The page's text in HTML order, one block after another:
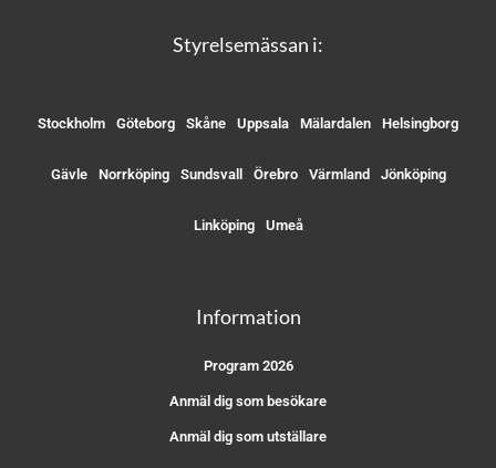
Styrelsemässan i:
Stockholm Göteborg Skåne Uppsala Mälardalen Helsingborg
Gävle Norrköping Sundsvall Örebro Värmland Jönköping
Linköping Umeå
Information
Program 2026
Anmäl dig som besökare
Anmäl dig som utställare